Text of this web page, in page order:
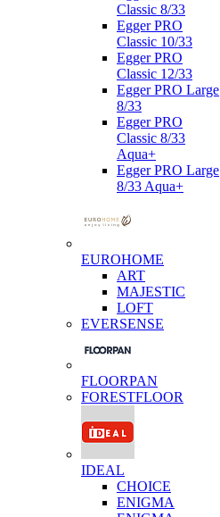
Classic 8/33
Egger PRO
Classic 10/33
Egger PRO
Classic 12/33
Egger PRO Large
8/33
Egger PRO
Classic 8/33
Aqua+
Egger PRO Large
8/33 Aqua+
EUROHOME
ART
MAJESTIC
LOFT
EVERSENSE
FLOORPAN
FORESTFLOOR
IDEAL
CHOICE
ENIGMA